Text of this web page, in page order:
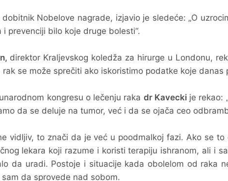
dobitnik Nobelove nagrade, izjavio je sledeće: „O
i prevenciji bilo koje druge bolesti“.
direktor Kraljevskog koledža za hirurge u Londonu,
se može sprečiti ako iskoristimo podatke koje danas
kongresu o lečenju raka dr Kaveckije rekao:
da se deluje na tumor, već i da se ojača ceo
vidljiv, to znači da je već u poodmalkoj fazi. Ako se
lekara koji razume i koristi terapiju ishranom, ali i
da uradi. Postoje i situacije kada obolelom od raka
da sprovede nad sobom.